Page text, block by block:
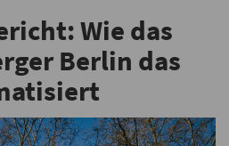
Wie das
Berlin das